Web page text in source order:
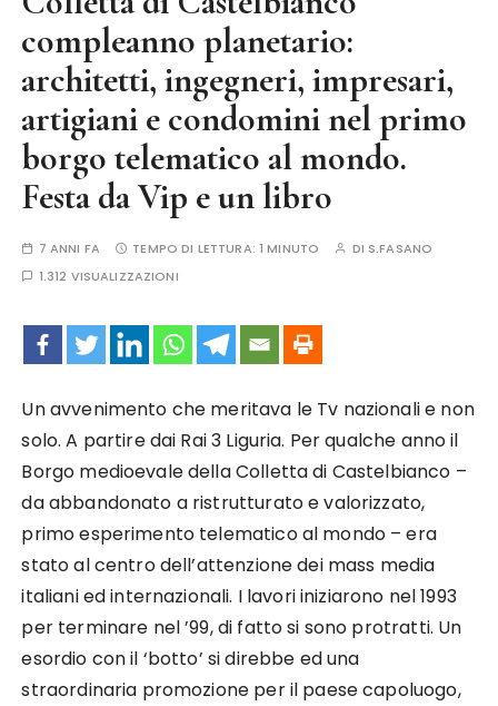
compleanno planetario:
architetti, ingegneri, impresari,
artigiani e condomini nel primo
borgo telematico al mondo.
Festa da Vip e un libro
7 ANNI FA TEMPO DI LETTURA:1 MINUTO DI S.FASANO
1.312 VISUALIZZAZIONI
Un avvenimento che meritava le Tv nazionali e non
solo. A partire dai Rai 3 Liguria. Per qualche anno il
Borgo medioevale della Colletta di Castelbianco –
da abbandonato a ristrutturato e valorizzato,
primo esperimento telematico al mondo – era
stato al centro dell’attenzione dei mass media
italiani ed internazionali. I lavori iniziarono nel 1993
per terminare nel ’99, di fatto si sono protratti. Un
esordio con il ‘botto’ si direbbe ed una
straordinaria promozione per il paese capoluogo,